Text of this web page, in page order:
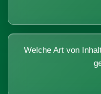
Welche Art von